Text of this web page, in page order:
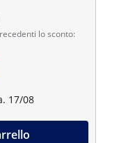
lo sconto:
17/08